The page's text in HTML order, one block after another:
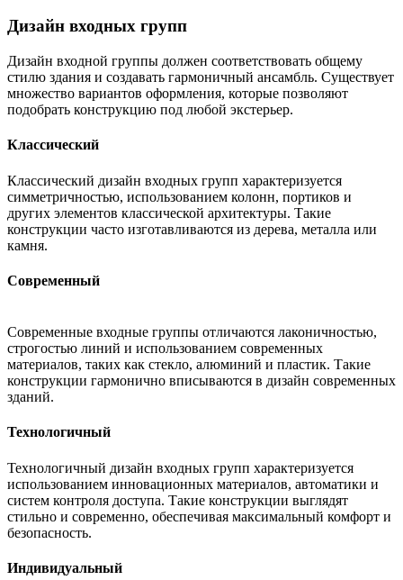
Дизайн входных групп
Дизайн входной группы должен соответствовать общему
стилю здания и создавать гармоничный ансамбль. Существует
множество вариантов оформления, которые позволяют
подобрать конструкцию под любой экстерьер.
Классический
Классический дизайн входных групп характеризуется
симметричностью, использованием колонн, портиков и
других элементов классической архитектуры. Такие
конструкции часто изготавливаются из дерева, металла или
камня.
Современный
Современные входные группы отличаются лаконичностью,
строгостью линий и использованием современных
материалов, таких как стекло, алюминий и пластик. Такие
конструкции гармонично вписываются в дизайн современных
зданий.
Технологичный
Технологичный дизайн входных групп характеризуется
использованием инновационных материалов, автоматики и
систем контроля доступа. Такие конструкции выглядят
стильно и современно, обеспечивая максимальный комфорт и
безопасность.
Индивидуальный